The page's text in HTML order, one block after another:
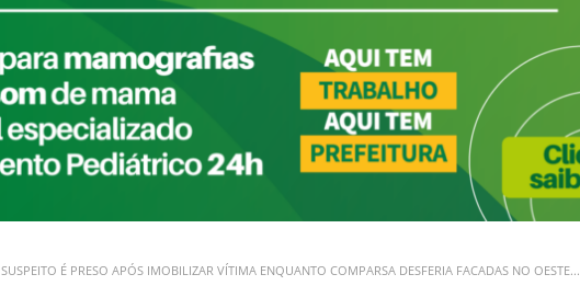
SUSPEITO É PRESO APÓS IMOBILIZAR VÍTIMA ENQUANTO COMPARSA DESFERIA FACADAS NO OESTE...